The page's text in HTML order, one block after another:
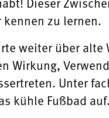
zu lernen.
weiter über
Wirkung,
Unter
kühle Fußbad